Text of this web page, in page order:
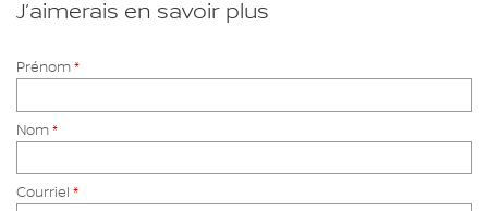
J’aimerais en savoir plus
Prénom*
Nom*
Courriel *